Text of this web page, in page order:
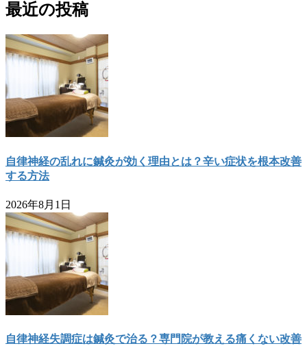
最近の投稿
自律神経の乱れに鍼灸が効く理由とは？辛い症状を根本改善
する方法
2026年8月1日
自律神経失調症は鍼灸で治る？専門院が教える痛くない改善